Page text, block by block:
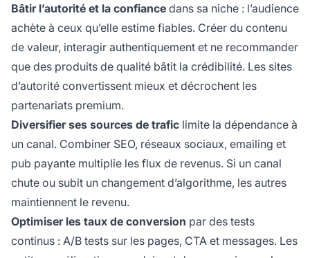
Bâtir l’autorité et la confiance dans sa niche : l’audience
achète à ceux qu’elle estime fiables. Créer du contenu
de valeur, interagir authentiquement et ne recommander
que des produits de qualité bâtit la crédibilité. Les sites
d’autorité convertissent mieux et décrochent les
partenariats premium.
Diversifier ses sources de trafic limite la dépendance à
un canal. Combiner SEO, réseaux sociaux, emailing et
pub payante multiplie les flux de revenus. Si un canal
chute ou subit un changement d’algorithme, les autres
maintiennent le revenu.
Optimiser les taux de conversion par des tests
continus : A/B tests sur les pages, CTA et messages. Les